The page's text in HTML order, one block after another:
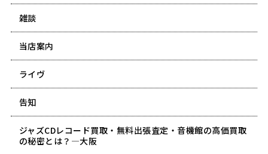
雑談
当店案内
ライヴ
告知
ジャズCDレコード買取・無料出張査定・音機館の高価買取
の秘密とは？―大阪